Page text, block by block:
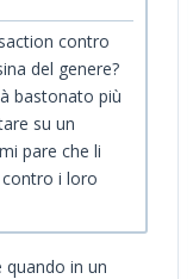
contro
del genere?
bastonato più
su un
pare che li
i loro
in un